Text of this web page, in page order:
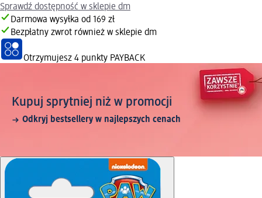
Sprawdź dostępność w sklepie dm
Darmowa wysyłka od 169 zł
Bezpłatny zwrot również w sklepie dm
Otrzymujesz 4 punkty PAYBACK
Kupuj sprytniej niż w promocji
Odkryj bestsellery w najlepszych cenach